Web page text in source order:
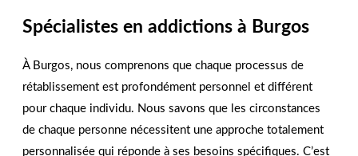
Spécialistes en addictions à Burgos
À Burgos, nous comprenons que chaque processus de
rétablissement est profondément personnel et différent
pour chaque individu. Nous savons que les circonstances
de chaque personne nécessitent une approche totalement
personnalisée qui réponde à ses besoins spécifiques. C’est